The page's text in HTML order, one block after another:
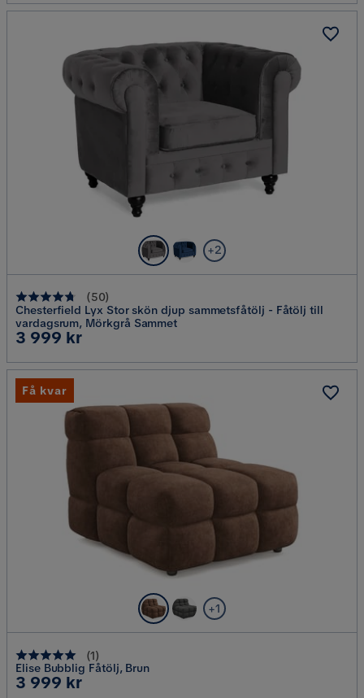
+2
(50)
Chesterfield Lyx Stor skön djup sammetsfåtölj - Fåtölj till
vardagsrum, Mörkgrå Sammet
Pris
3 999 kr
+1
(1)
Elise Bubblig Fåtölj, Brun
Pris
3 999 kr
Få kvar